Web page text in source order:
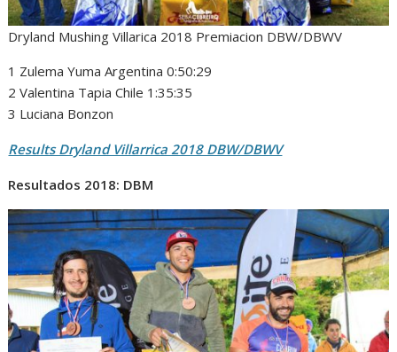
Dryland Mushing Villarica 2018 Premiacion DBW/DBWV
1 Zulema Yuma Argentina 0:50:29
2 Valentina Tapia Chile 1:35:35
3 Luciana Bonzon
Results Dryland Villarrica 2018 DBW/DBWV
Resultados 2018: DBM